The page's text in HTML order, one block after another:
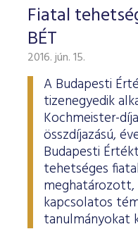
Fiatal
BÉT
2016. jún. 15.
A Budapesti
tizenegyedik
Kochmeister-
összdíjazású,
Budapesti
tehetséges
meghatározott,
kapcsolatos
tanulmányokat